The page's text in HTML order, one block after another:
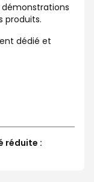
démonstrations
produits.
dédié et
réduite :